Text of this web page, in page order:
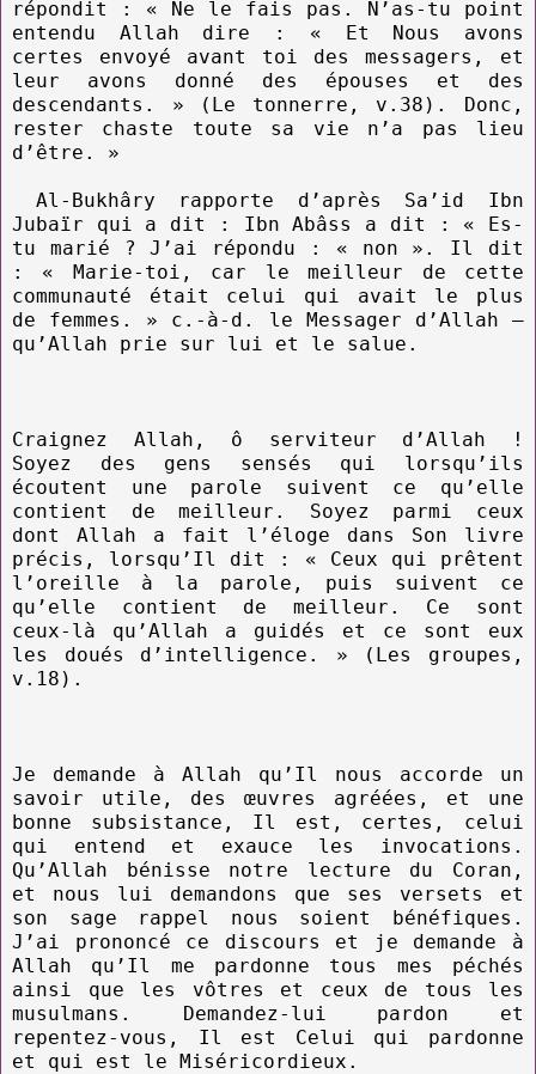
répondit : « Ne le fais pas. N’as-tu point
entendu Allah dire : « Et Nous avons
certes envoyé avant toi des messagers, et
leur avons donné des épouses et des
descendants. » (Le tonnerre, v.38). Donc,
rester chaste toute sa vie n’a pas lieu
d’être. »
Al-Bukhâry rapporte d’après Sa’id Ibn
Jubaïr qui a dit : Ibn Abâss a dit : « Es-
tu marié ? J’ai répondu : « non ». Il dit
: « Marie-toi, car le meilleur de cette
communauté était celui qui avait le plus
de femmes. » c.-à-d. le Messager d’Allah –
qu’Allah prie sur lui et le salue.
Craignez Allah, ô serviteur d’Allah !
Soyez des gens sensés qui lorsqu’ils
écoutent une parole suivent ce qu’elle
contient de meilleur. Soyez parmi ceux
dont Allah a fait l’éloge dans Son livre
précis, lorsqu’Il dit : « Ceux qui prêtent
l’oreille à la parole, puis suivent ce
qu’elle contient de meilleur. Ce sont
ceux-là qu’Allah a guidés et ce sont eux
les doués d’intelligence. » (Les groupes,
v.18).
Je demande à Allah qu’Il nous accorde un
savoir utile, des œuvres agréées, et une
bonne subsistance, Il est, certes, celui
qui entend et exauce les invocations.
Qu’Allah bénisse notre lecture du Coran,
et nous lui demandons que ses versets et
son sage rappel nous soient bénéfiques.
J’ai prononcé ce discours et je demande à
Allah qu’Il me pardonne tous mes péchés
ainsi que les vôtres et ceux de tous les
musulmans. Demandez-lui pardon et
repentez-vous, Il est Celui qui pardonne
et qui est le Miséricordieux.